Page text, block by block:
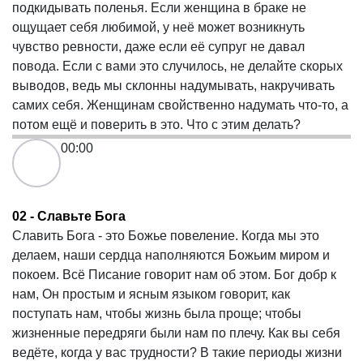
подкидывать поленья. Если женщина в браке не
ощущает себя любимой, у неё может возникнуть
чувство ревности, даже если её супруг не давал
повода. Если с вами это случилось, не делайте скорых
выводов, ведь мы склонны надумывать, накручивать
самих себя. Женщинам свойственно надумать что-то, а
потом ещё и поверить в это. Что с этим делать?
00:00
02 - Славьте Бога
Славить Бога - это Божье повеление. Когда мы это
делаем, наши сердца наполняются Божьим миром и
покоем. Всё Писание говорит нам об этом. Бог добр к
нам, Он простым и ясным языком говорит, как
поступать нам, чтобы жизнь была проще; чтобы
жизненные передряги были нам по плечу. Как вы себя
ведёте, когда у вас трудности? В такие периоды жизни